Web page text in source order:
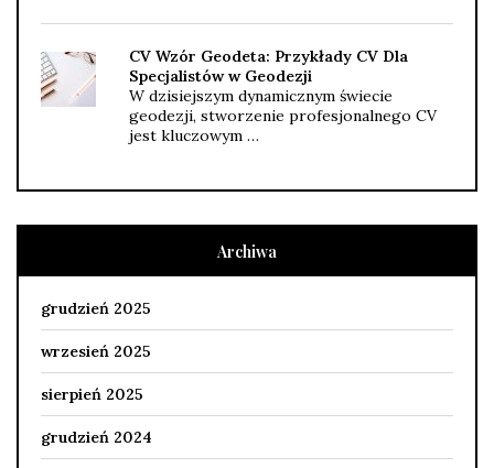
CV Wzór Geodeta: Przykłady CV Dla
Specjalistów w Geodezji
W dzisiejszym dynamicznym świecie
geodezji, stworzenie profesjonalnego CV
jest kluczowym …
Archiwa
grudzień 2025
wrzesień 2025
sierpień 2025
grudzień 2024